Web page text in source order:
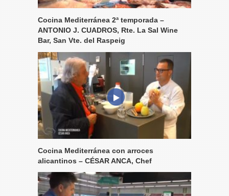
Cocina Mediterránea 2ª temporada –
ANTONIO J. CUADROS, Rte. La Sal Wine
Bar, San Vte. del Raspeig
Cocina Mediterránea con arroces
alicantinos – CÉSAR ANCA, Chef